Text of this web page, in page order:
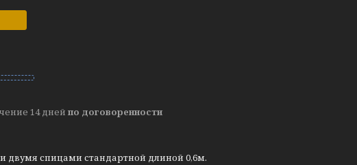
14 дней по договоренности
двумя спицами стандартной длиной 0,6м.